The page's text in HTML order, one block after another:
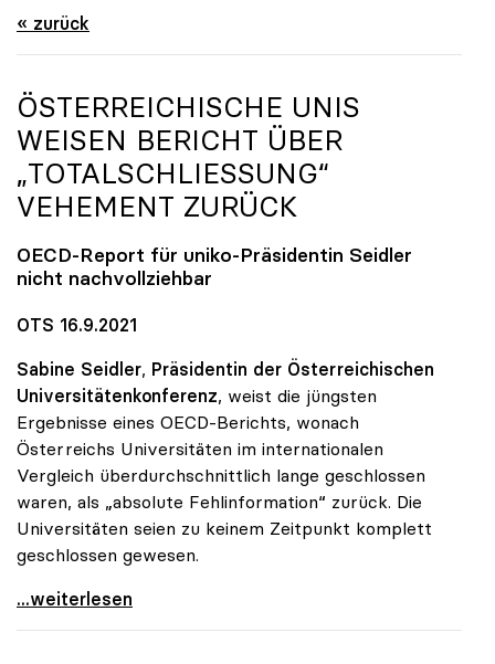
« zurück
ÖSTERREICHISCHE UNIS
WEISEN BERICHT ÜBER
„TOTALSCHLIESSUNG“ V
EHEMENT ZURÜCK
OECD-Report für uniko-Präsidentin Seidler
nicht nachvollziehbar
OTS 16.9.2021
Sabine Seidler, Präsidentin der Österreichischen
Universitätenkonferenz, weist die jüngsten
Ergebnisse eines OECD-Berichts, wonach
Österreichs Universitäten im internationalen
Vergleich überdurchschnittlich lange geschlossen
waren, als „absolute Fehlinformation“ zurück. Die
Universitäten seien zu keinem Zeitpunkt komplett
geschlossen gewesen.
Österreichische Unis weisen Bericht über
...weiterlesen